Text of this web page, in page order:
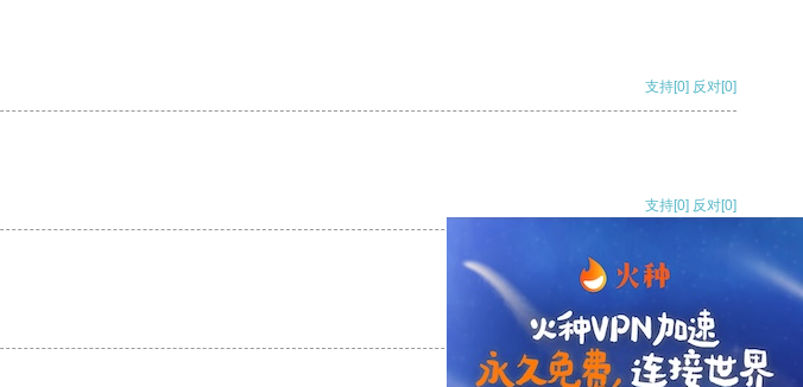
支持[0] 反对[0]
支持[0] 反对[0]
支持[0] 反对